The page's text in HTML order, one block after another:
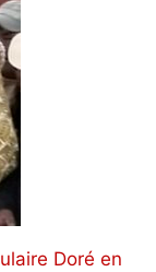
Doré en